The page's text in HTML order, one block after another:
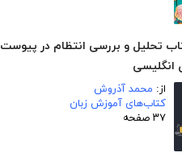
تحلیل و بررسی انتظام در پیوست
انگلیسی
از: محمد آذروش
کتاب‌های آموزش زبان
۳۷ صفحه